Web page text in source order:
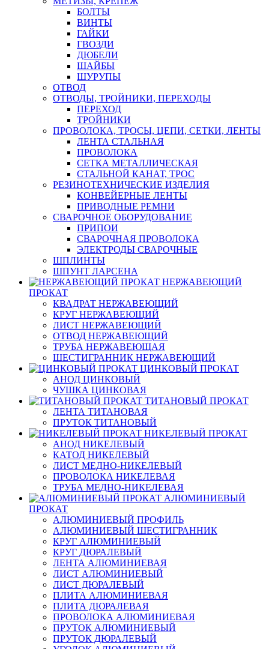
БОЛТЫ
ВИНТЫ
ГАЙКИ
ГВОЗДИ
ДЮБЕЛИ
ШАЙБЫ
ШУРУПЫ
ОТВОД
ОТВОДЫ, ТРОЙНИКИ, ПЕРЕХОДЫ
ПЕРЕХОД
ТРОЙНИКИ
ПРОВОЛОКА, ТРОСЫ, ЦЕПИ, СЕТКИ, ЛЕНТЫ
ЛЕНТА СТАЛЬНАЯ
ПРОВОЛОКА
СЕТКА МЕТАЛЛИЧЕСКАЯ
СТАЛЬНОЙ КАНАТ, ТРОС
РЕЗИНОТЕХНИЧЕСКИЕ ИЗДЕЛИЯ
КОНВЕЙЕРНЫЕ ЛЕНТЫ
ПРИВОДНЫЕ РЕМНИ
СВАРОЧНОЕ ОБОРУДОВАНИЕ
ПРИПОИ
СВАРОЧНАЯ ПРОВОЛОКА
ЭЛЕКТРОДЫ СВАРОЧНЫЕ
ШПЛИНТЫ
ШПУНТ ЛАРСЕНА
НЕРЖАВЕЮЩИЙ
ПРОКАТ
КВАДРАТ НЕРЖАВЕЮЩИЙ
КРУГ НЕРЖАВЕЮЩИЙ
ЛИСТ НЕРЖАВЕЮЩИЙ
ОТВОД НЕРЖАВЕЮЩИЙ
ТРУБА НЕРЖАВЕЮЩАЯ
ШЕСТИГРАННИК НЕРЖАВЕЮЩИЙ
ЦИНКОВЫЙ ПРОКАТ
АНОД ЦИНКОВЫЙ
ЧУШКА ЦИНКОВАЯ
ТИТАНОВЫЙ ПРОКАТ
ЛЕНТА ТИТАНОВАЯ
ПРУТОК ТИТАНОВЫЙ
НИКЕЛЕВЫЙ ПРОКАТ
АНОД НИКЕЛЕВЫЙ
КАТОД НИКЕЛЕВЫЙ
ЛИСТ МЕДНО-НИКЕЛЕВЫЙ
ПРОВОЛОКА НИКЕЛЕВАЯ
ТРУБА МЕДНО-НИКЕЛЕВАЯ
АЛЮМИНИЕВЫЙ
ПРОКАТ
АЛЮМИНИЕВЫЙ ПРОФИЛЬ
АЛЮМИНИЕВЫЙ ШЕСТИГРАННИК
КРУГ АЛЮМИНИЕВЫЙ
КРУГ ДЮРАЛЕВЫЙ
ЛЕНТА АЛЮМИНИЕВАЯ
ЛИСТ АЛЮМИНИЕВЫЙ
ЛИСТ ДЮРАЛЕВЫЙ
ПЛИТА АЛЮМИНИЕВАЯ
ПЛИТА ДЮРАЛЕВАЯ
ПРОВОЛОКА АЛЮМИНИЕВАЯ
ПРУТОК АЛЮМИНИЕВЫЙ
ПРУТОК ДЮРАЛЕВЫЙ